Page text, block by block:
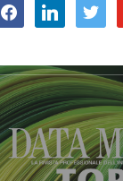
facebooklinkedin twitter